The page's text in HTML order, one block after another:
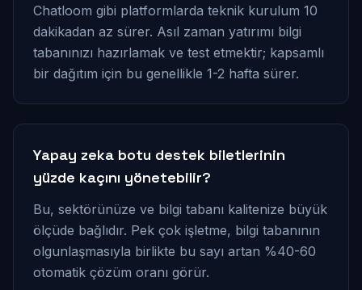
Chatloom gibi platformlarda teknik kurulum 10
dakikadan az sürer. Asıl zaman yatırımı bilgi
tabanınızı hazırlamak ve test etmektir; kapsamlı
bir dağıtım için bu genellikle 1-2 hafta sürer.
Yapay zeka botu destek biletlerinin
yüzde kaçını yönetebilir?
Bu, sektörünüze ve bilgi tabanı kalitenize büyük
ölçüde bağlıdır. Pek çok işletme, bilgi tabanının
olgunlaşmasıyla birlikte bu sayı artan %40-60
otomatik çözüm oranı görür.